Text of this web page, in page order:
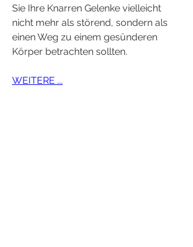
Sie Ihre Knarren Gelenke vielleicht
nicht mehr als störend, sondern als
einen Weg zu einem gesünderen
Körper betrachten sollten.
WEITERE ...